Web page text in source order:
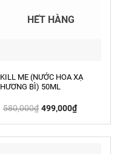
HẾT HÀNG
KILL ME (NƯỚC HOA XẠ
HƯƠNG BÌ) 50ML
580,000₫ Giá
gốc
499,000₫Giá
hiện
499,000₫.